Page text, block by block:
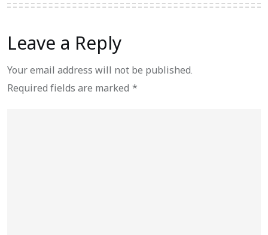
Leave a Reply
Your email address will not be published.
Required fields are marked *